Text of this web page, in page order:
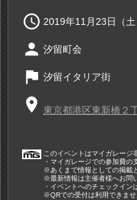
 2019年11月23日（
person 汐留町会
flag 汐留イタリア街
place 東京都港区東新橋２
このイベントはマイガレージ
・マイガレージでの参加費の
※あくまで情報としての掲載
※最新情報は主催者様へお問
・イベントへのチェックイン
※QRでの受付は利用できませ